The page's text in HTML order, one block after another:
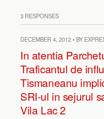
3 RESPONSES
DECEMBER 4, 2012 • BY
In atentia
Traficantul de
Tismaneanu
SRI-ul in sejurul
Vila Lac 2